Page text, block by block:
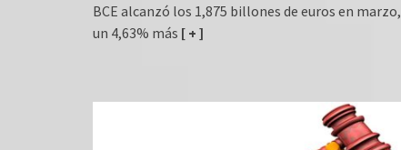
BCE alcanzó los 1,875 billones de euros en marzo,
un 4,63% más [ + ]